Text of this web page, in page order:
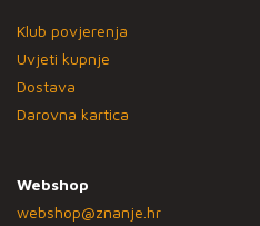
Klub povjerenja
Uvjeti kupnje
Dostava
Darovna kartica
Webshop
webshop@znanje.hr